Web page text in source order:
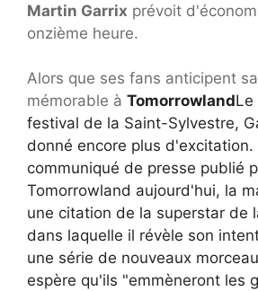
Martin Garrix prévoit
onzième heure.
Alors que ses fans anticipent
mémorable à TomorrowlandLe
festival de la Saint-Sylvestre,
donné encore plus d'excitation.
communiqué de presse publié
Tomorrowland aujourd'hui, la
une citation de la superstar de
dans laquelle il révèle son
une série de nouveaux
espère qu'ils "emmèneront les